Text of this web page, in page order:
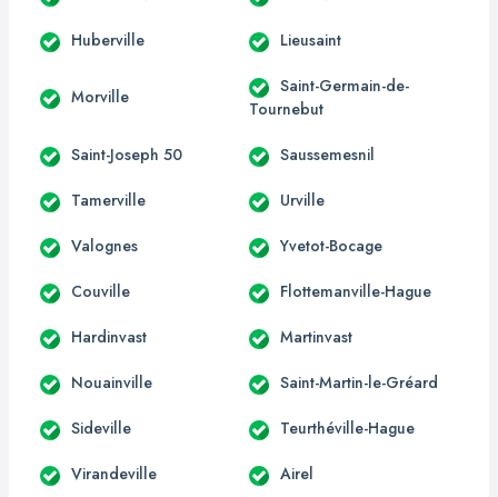
Huberville Lieusaint
Morville
Saint-Germain-de-
Tournebut
Saint-Joseph 50 Saussemesnil
Tamerville Urville
Valognes Yvetot-Bocage
Couville Flottemanville-Hague
Hardinvast Martinvast
Nouainville Saint-Martin-le-Gréard
Sideville Teurthéville-Hague
Virandeville Airel